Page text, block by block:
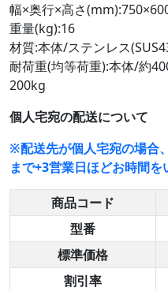
幅×奥行×高さ
重量(kg):16
材質:本体/ステンレス
耐荷重(均等荷重):本体/約
200kg
個人宅宛の配送について
※配送先が個人宅宛の場合
まで+3営業日ほどお時間を
商品コード
型番
標準価格
割引率